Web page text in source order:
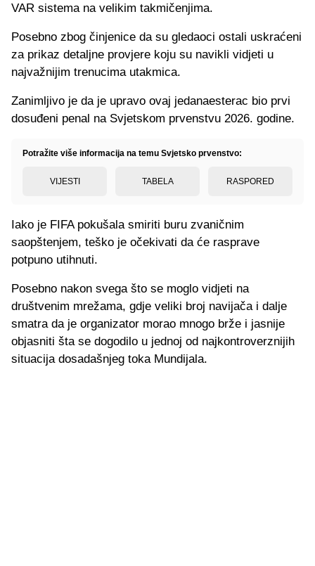
VAR sistema na velikim takmičenjima.
Posebno zbog činjenice da su gledaoci ostali uskraćeni
za prikaz detaljne provjere koju su navikli vidjeti u
najvažnijim trenucima utakmica.
Zanimljivo je da je upravo ovaj jedanaesterac bio prvi
dosuđeni penal na Svjetskom prvenstvu 2026. godine.
Potražite više informacija na temu Svjetsko prvenstvo:
VIJESTI TABELA RASPORED
Iako je FIFA pokušala smiriti buru zvaničnim
saopštenjem, teško je očekivati da će rasprave
potpuno utihnuti.
Posebno nakon svega što se moglo vidjeti na
društvenim mrežama, gdje veliki broj navijača i dalje
smatra da je organizator morao mnogo brže i jasnije
objasniti šta se dogodilo u jednoj od najkontroverznijih
situacija dosadašnjeg toka Mundijala.